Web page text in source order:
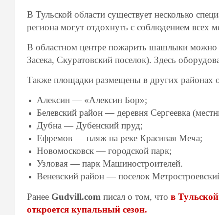
В Тульской области существует несколько
региона могут отдохнуть с соблюдением всех
В областном центре пожарить шашлыки можно
Засека, Скуратовский поселок). Здесь
Также площадки размещены в других районах
Алексин — «Алексин Бор»;
Белевский район — деревня Сергеевка
Дубна — Дубенский пруд;
Ефремов — пляж на реке Красивая Меча;
Новомосковск — городской парк;
Узловая — парк Машиностроителей.
Веневский район — поселок
Ранее Gudvill.com писал о том, что в
откроется купальный сезон.